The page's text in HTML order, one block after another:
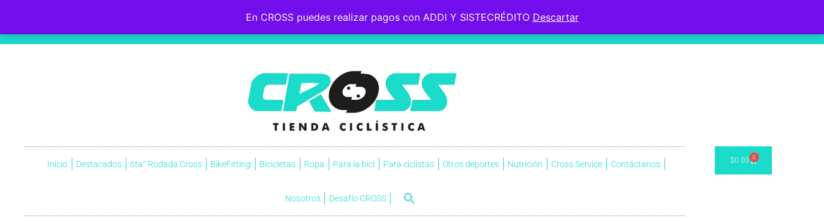
En CROSS puedes realizar pagos con ADDI Y SISTECRÉDITO Descartar
, el iniciador y perfeccionador de nuestra fe, quien, por el gozo que le esperaba, soportó la
Inicio Destacados 6ta° Rodada Cross BikeFitting Bicicletas Ropa Para la bici Para ciclistas Otros deportes Nutrición Cross Service Contáctanos
Nosotros Desafío CROSS
$0.00 0